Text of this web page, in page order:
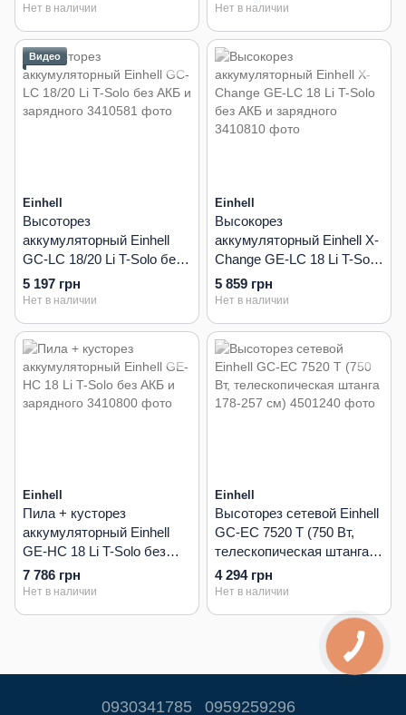
Нет в наличии Нет в наличии
Видео
Einhell
Высоторез
аккумуляторный Einhell
GC-LC 18/20 Li T-Solo без
АКБ и зарядного
5 197 грн
Нет в наличии
Einhell
Высокорез
аккумуляторный Einhell X-
Change GE-LC 18 Li T-Solo
без АКБ и зарядного
5 859 грн
Нет в наличии
Einhell
Пила + кусторез
аккумуляторный Einhell
GE-HC 18 Li T-Solo без
АКБ и зарядного
7 786 грн
Нет в наличии
Einhell
Высоторез сетевой Einhell
GC-EC 7520 T (750 Вт,
телескопическая штанга
178-257 см)
4 294 грн
Нет в наличии
0930341785 0959259296